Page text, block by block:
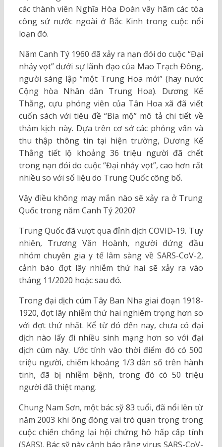
các thành viên Nghĩa Hòa Đoàn vây hãm các tòa
công sứ nước ngoài ở Bắc Kinh trong cuộc nổi
loạn đó.
Năm Canh Tý 1960 đã xảy ra nạn đói do cuộc “Đại
nhảy vọt” dưới sự lãnh đạo của Mao Trạch Đông,
người sáng lập “một Trung Hoa mới” (hay nước
Cộng hòa Nhân dân Trung Hoa). Dương Kế
Thằng, cựu phóng viên của Tân Hoa xã đã viết
cuốn sách với tiêu đề “Bia mộ” mô tả chi tiết về
thảm kịch này. Dựa trên cơ sở các phỏng vấn và
thu thập thông tin tại hiện trường, Dương Kế
Thằng tiết lộ khoảng 36 triệu người đã chết
trong nạn đói do cuộc “Đại nhảy vọt”, cao hơn rất
nhiều so với số liệu do Trung Quốc công bố.
Vậy điều không may mắn nào sẽ xảy ra ở Trung
Quốc trong năm Canh Tý 2020?
Trung Quốc đã vượt qua đỉnh dịch COVID-19. Tuy
nhiên, Trương Văn Hoành, người đứng đầu
nhóm chuyên gia y tế lâm sàng về SARS-CoV-2,
cảnh báo đợt lây nhiễm thứ hai sẽ xảy ra vào
tháng 11/2020 hoặc sau đó.
Trong đại dịch cúm Tây Ban Nha giai đoạn 1918-
1920, đợt lây nhiễm thứ hai nghiêm trọng hơn so
với đợt thứ nhất. Kể từ đó đến nay, chưa có đại
dịch nào lấy đi nhiều sinh mạng hơn so với đại
dịch cúm này. Ước tính vào thời điểm đó có 500
triệu người, chiếm khoảng 1/3 dân số trên hành
tinh, đã bị nhiễm bệnh, trong đó có 50 triệu
người đã thiệt mạng.
Chung Nam Sơn, một bác sỹ 83 tuổi, đã nổi lên từ
năm 2003 khi ông đóng vai trò quan trọng trong
cuộc chiến chống lại hội chứng hô hấp cấp tính
(SARS). Bác sỹ này cảnh báo rằng virus SARS-CoV-